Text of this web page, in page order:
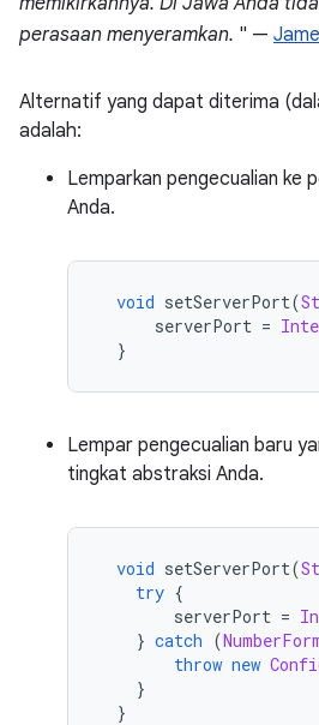
perasaan menyeramkan. " —
Alternatif yang dapat diterima
adalah:
Lemparkan pengecualian ke
Anda.
void setServerPort(
serverPort =
}
Lempar pengecualian baru
tingkat abstraksi Anda.
void setServerPort(
try {
serverPort =
} catch (
throw new
}
}